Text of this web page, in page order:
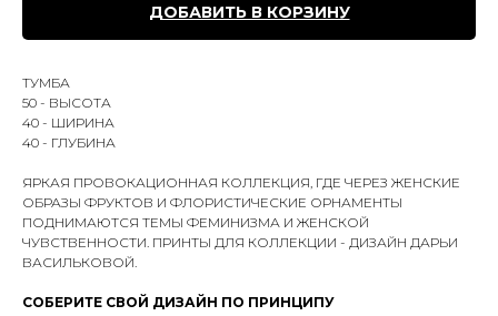
ДОБАВИТЬ В КОРЗИНУ
ТУМБА
50 - ВЫСОТА
40 - ШИРИНА
40 - ГЛУБИНА
ЯРКАЯ ПРОВОКАЦИОННАЯ КОЛЛЕКЦИЯ, ГДЕ ЧЕРЕЗ ЖЕНСКИЕ
ОБРАЗЫ ФРУКТОВ И ФЛОРИСТИЧЕСКИЕ ОРНАМЕНТЫ
ПОДНИМАЮТСЯ ТЕМЫ ФЕМИНИЗМА И ЖЕНСКОЙ
ЧУВСТВЕННОСТИ. ПРИНТЫ ДЛЯ КОЛЛЕКЦИИ - ДИЗАЙН ДАРЬИ
ВАСИЛЬКОВОЙ.
СОБЕРИТЕ СВОЙ ДИЗАЙН ПО ПРИНЦИПУ